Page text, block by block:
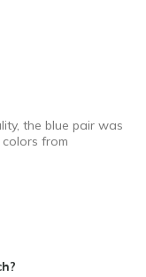
the blue pair was
from